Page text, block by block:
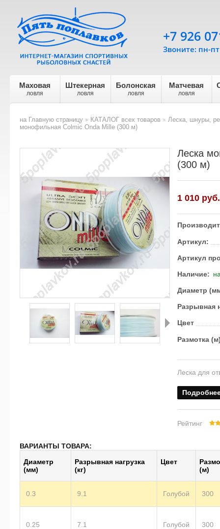
Маховая
ловля
Штекерная
ловля
Болонская
ловля
Матчевая
ловля
+7 926
Звоните: пн-
на Главную страницу
>
КАТАЛОГ всех товаров
Леска, шнуры,
монофильная Colmic Onda Mille (300 м)
Леска
(300 м)
1 010 руб.
Артикул:
Артикул
Наличие:
Диаметр
Разрывная
Цвет
Размотка
Леска для
Рейтинг
ВАРИАНТЫ ТОВАРА:
Диаметр
(мм)
Разрывная нагрузка
(кг)
Цвет
(м)
0.3 9.1 Голубой 300
0.25 7.1 Голубой 300